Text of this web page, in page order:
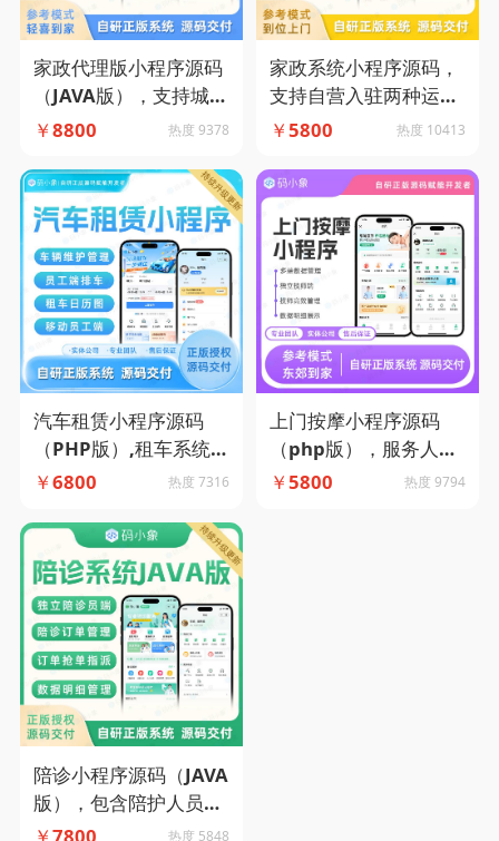
家政代理版小程序源码
（JAVA版），支持城市
代理模式，多端多模式
￥8800 热度 9378
家政系统小程序源码，
支持自营入驻两种运营
模式+抢单派单模式结
￥5800 热度 10413
汽车租赁小程序源码
（PHP版）,租车系统，
全流程管理下属门店及
押配置接口-码小象源码
￥6800 热度 7316
上门按摩小程序源码
（php版），服务人员
列表展示+按摩师就近
￥5800 热度 9794
陪诊小程序源码（JAVA
版），包含陪护人员
端，便捷的预约管理。-
￥7800 热度 5848